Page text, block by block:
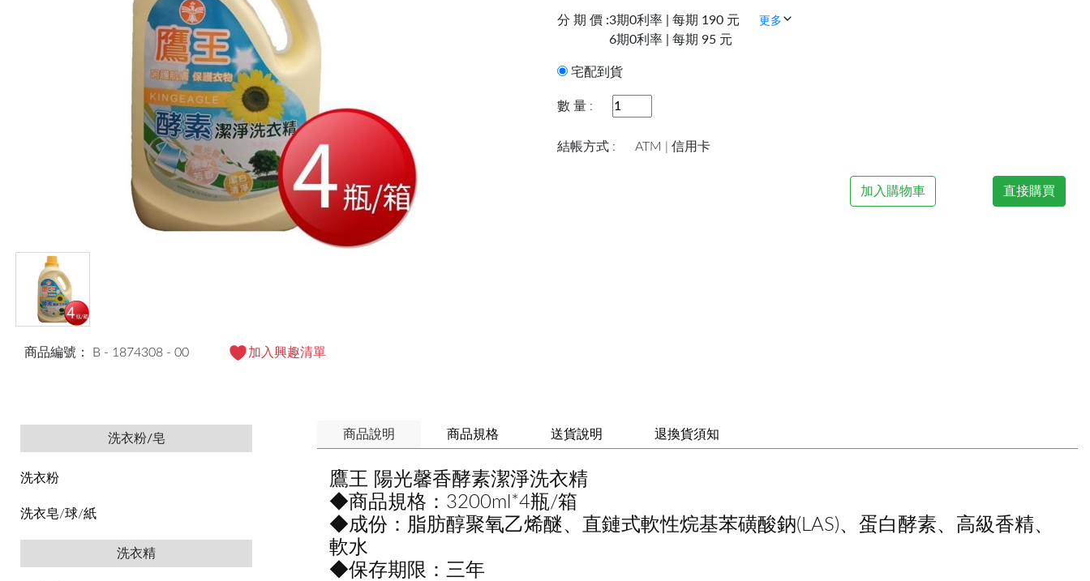
商品編號： B - 1874308 - 00 加入興趣清單
分 期 價 :3期0利率 | 每期 190 元
6期0利率 | 每期 95 元
更多
宅配到貨
數 量 :
結帳方式 : ATM | 信用卡
加入購物車 直接購買
洗衣粉/皂
洗衣粉
洗衣皂/球/紙
洗衣精
商品說明 商品規格 送貨說明 退換貨須知
鷹王 陽光馨香酵素潔淨洗衣精
◆商品規格：3200ml*4瓶/箱
◆成份：脂肪醇聚氧乙烯醚、直鏈式軟性烷基苯磺酸鈉(LAS)、蛋白酵素、高級香精、
軟水
◆保存期限：三年